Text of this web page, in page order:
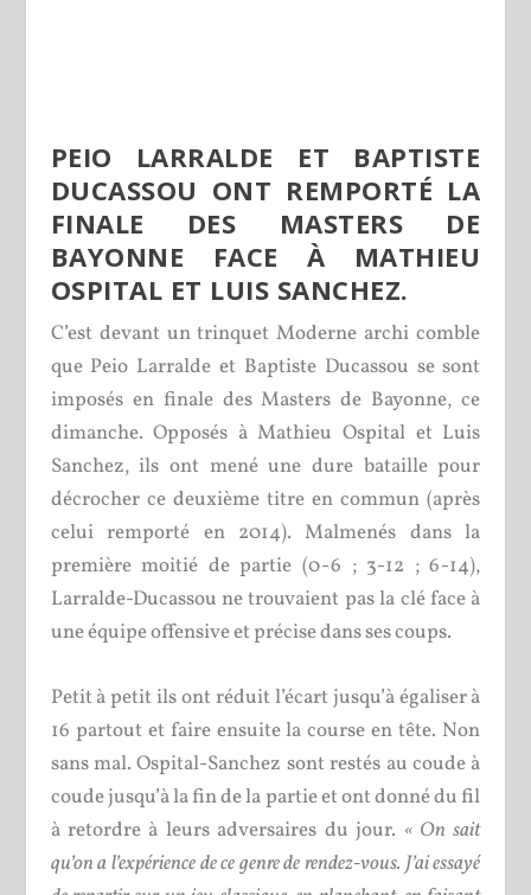
PEIO LARRALDE ET BAPTISTE
DUCASSOU ONT REMPORTÉ LA
FINALE DES MASTERS DE
BAYONNE FACE À MATHIEU
OSPITAL ET LUIS SANCHEZ.
C’est devant un trinquet Moderne archi comble
que Peio Larralde et Baptiste Ducassou se sont
imposés en finale des Masters de Bayonne, ce
dimanche. Opposés à Mathieu Ospital et Luis
Sanchez, ils ont mené une dure bataille pour
décrocher ce deuxième titre en commun (après
celui remporté en 2014). Malmenés dans la
première moitié de partie (0-6 ; 3-12 ; 6-14),
Larralde-Ducassou ne trouvaient pas la clé face à
une équipe offensive et précise dans ses coups.
Petit à petit ils ont réduit l’écart jusqu’à égaliser à
16 partout et faire ensuite la course en tête. Non
sans mal. Ospital-Sanchez sont restés au coude à
coude jusqu’à la fin de la partie et ont donné du fil
à retordre à leurs adversaires du jour. « On sait
qu’on a l’expérience de ce genre de rendez-vous. J’ai essayé